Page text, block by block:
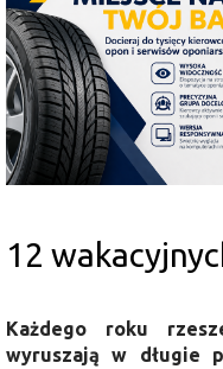
12
Każdego roku
wyruszają w długie